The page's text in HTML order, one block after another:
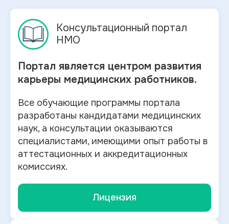
Консультационный портал
НМО
Портал является центром развития
карьеры медицинских работников.
Все обучающие программы портала
разработаны кандидатами медицинских
наук, а консультации оказываются
специалистами, имеющими опыт работы в
аттестационных и аккредитационных
комиссиях.
Лицензия